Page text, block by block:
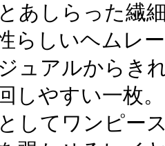
あしらった繊
らしいヘムレ
ュアルからき
しやすい一枚。
してワンピー